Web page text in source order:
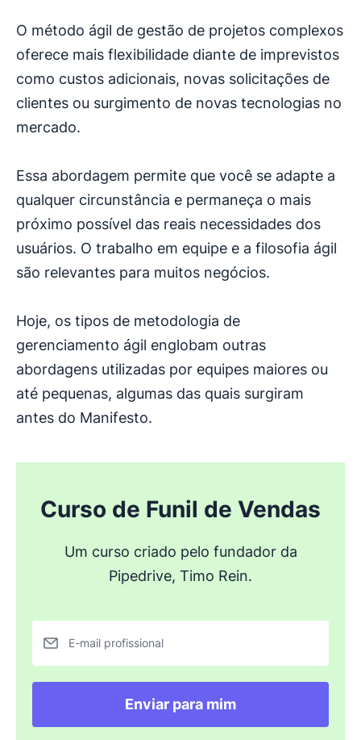
O método ágil de gestão de projetos complexos
oferece mais flexibilidade diante de imprevistos
como custos adicionais, novas solicitações de
clientes ou surgimento de novas tecnologias no
mercado.
Essa abordagem permite que você se adapte a
qualquer circunstância e permaneça o mais
próximo possível das reais necessidades dos
usuários. O trabalho em equipe e a filosofia ágil
são relevantes para muitos negócios.
Hoje, os tipos de metodologia de
gerenciamento ágil englobam outras
abordagens utilizadas por equipes maiores ou
até pequenas, algumas das quais surgiram
antes do Manifesto.
Curso de Funil de Vendas
Um curso criado pelo fundador da
Pipedrive, Timo Rein.
E-mail profissional
Enviar para mim